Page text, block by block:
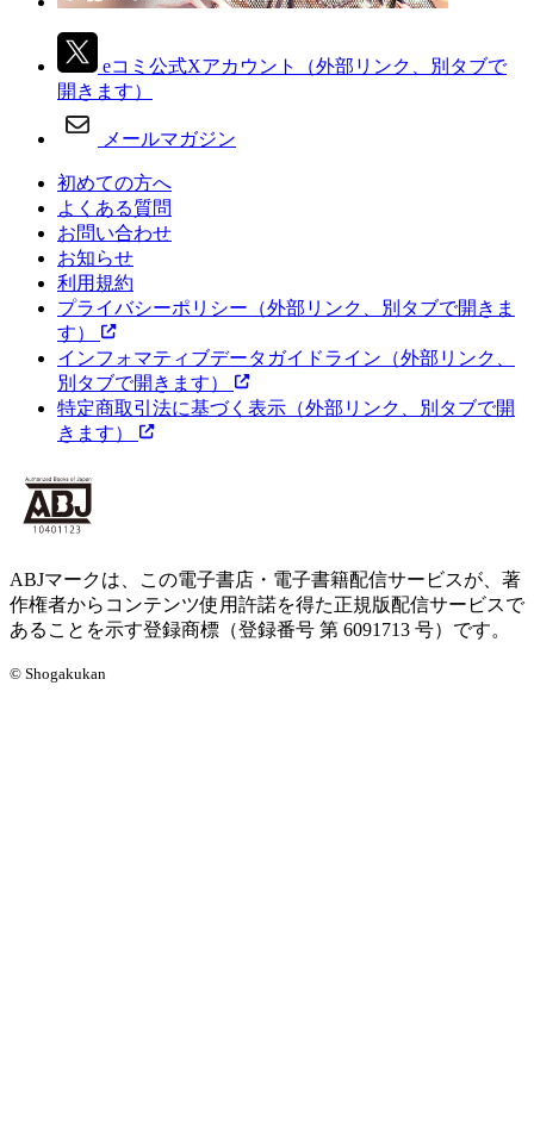
eコミ公式Xアカウント
（外部リンク、別タブで
開きます）
メールマガジン
初めての方へ
よくある質問
お問い合わせ
お知らせ
利用規約
プライバシーポリシー （外部リンク、別タブで開きま
す）
インフォマティブデータガイドライン （外部リンク、
別タブで開きます）
特定商取引法に基づく表示 （外部リンク、別タブで開
きます）
ABJマークは、この電子書店・電子書籍配信サービスが、著
作権者からコンテンツ使用許諾を得た正規版配信サービスで
あることを示す登録商標（登録番号 第 6091713 号）です。
© Shogakukan